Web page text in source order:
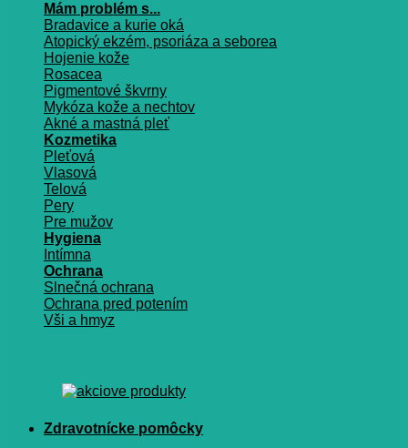
Mám problém s...
Bradavice a kurie oká
Atopický ekzém, psoriáza a seborea
Hojenie kože
Rosacea
Pigmentové škvrny
Mykóza kože a nechtov
Akné a mastná pleť
Kozmetika
Pleťová
Vlasová
Telová
Pery
Pre mužov
Hygiena
Intímna
Ochrana
Slnečná ochrana
Ochrana pred potením
Vši a hmyz
Zdravotnícke pomôcky